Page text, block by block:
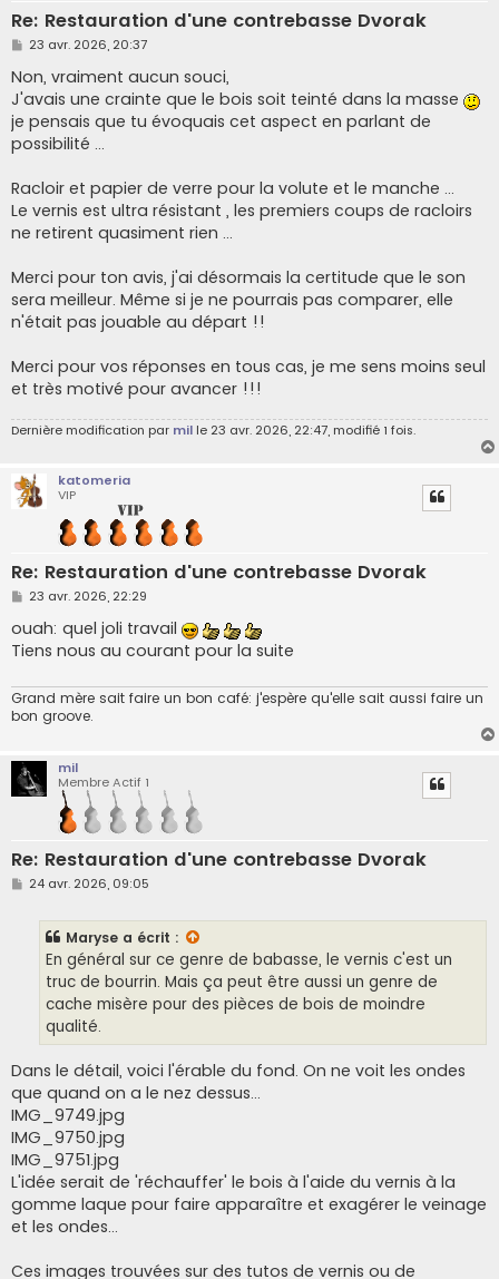
Re: Restauration d'une contrebasse Dvorak
M
s
s
a
g
e
23 avr. 2026, 20:37
Non, vraiment aucun souci,
J'avais une crainte que le bois soit teinté dans la masse
je pensais que tu évoquais cet aspect en parlant de
possibilité ...
Racloir et papier de verre pour la volute et le manche ...
Le vernis est ultra résistant , les premiers coups de racloirs
ne retirent quasiment rien ...
Merci pour ton avis, j'ai désormais la certitude que le son
sera meilleur. Même si je ne pourrais pas comparer, elle
n'était pas jouable au départ !!
Merci pour vos réponses en tous cas, je me sens moins seul
et très motivé pour avancer !!!
Dernière modification par mil le 23 avr. 2026, 22:47, modifié 1 fois.
katomeria
VIP
Re: Restauration d'une contrebasse Dvorak
M
s
s
a
e
23 avr. 2026, 22:29
ouah: quel joli travail
Tiens nous au courant pour la suite
Grand mère sait faire un bon café: j'espère qu'elle sait aussi faire un
bon groove.
mil
Membre Actif 1
Re: Restauration d'une contrebasse Dvorak
M
24 avr. 2026, 09:05
Maryse a écrit :
En général sur ce genre de babasse, le vernis c'est un
truc de bourrin. Mais ça peut être aussi un genre de
cache misère pour des pièces de bois de moindre
qualité.
Dans le détail, voici l'érable du fond. On ne voit les ondes
que quand on a le nez dessus...
IMG_9749.jpg
IMG_9750.jpg
IMG_9751.jpg
L'idée serait de 'réchauffer' le bois à l'aide du vernis à la
gomme laque pour faire apparaître et exagérer le veinage
et les ondes...
Ces images trouvées sur des tutos de vernis ou de